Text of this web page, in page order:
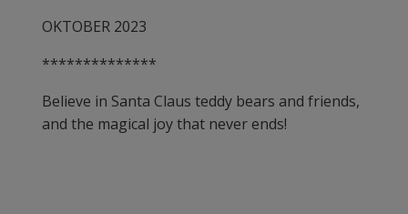
OKTOBER 2023
**************
Believe in Santa Claus teddy bears and friends,
and the magical joy that never ends!